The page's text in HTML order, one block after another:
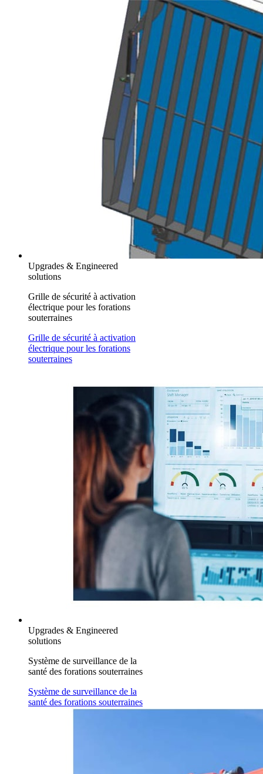
Upgrades & Engineered
solutions
Grille de sécurité à activation
électrique pour les forations
souterraines
Grille de sécurité à activation
électrique pour les forations
souterraines
Upgrades & Engineered
solutions
Système de surveillance de la
santé des forations souterraines
Système de surveillance de la
santé des forations souterraines